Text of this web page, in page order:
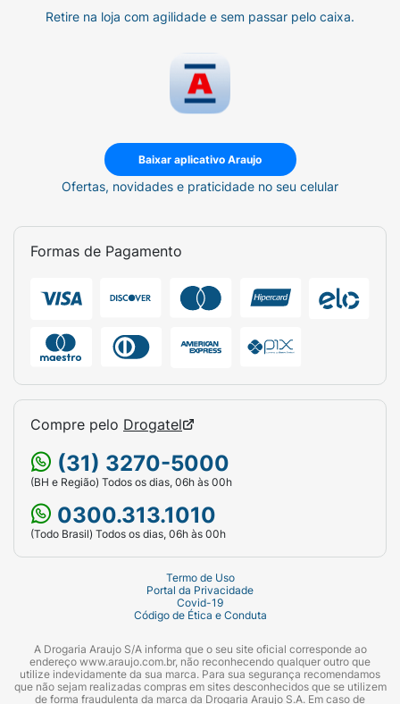
Retire na loja com agilidade e sem passar pelo caixa.
Baixar aplicativo Araujo
Ofertas, novidades e praticidade no seu celular
Formas de Pagamento
Compre pelo Drogatel
(31) 3270-5000
(BH e Região) Todos os dias, 06h às 00h
0300.313.1010
(Todo Brasil) Todos os dias, 06h às 00h
Termo de Uso
Portal da Privacidade
Covid-19
Código de Ética e Conduta
A Drogaria Araujo S/A informa que o seu site oficial corresponde ao
endereço www.araujo.com.br, não reconhecendo qualquer outro que
utilize indevidamente da sua marca. Para sua segurança recomendamos
que não sejam realizadas compras em sites desconhecidos que se utilizem
de forma fraudulenta da marca da Drogaria Araujo S.A. Em caso de